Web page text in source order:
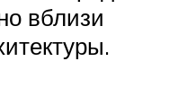
вблизи